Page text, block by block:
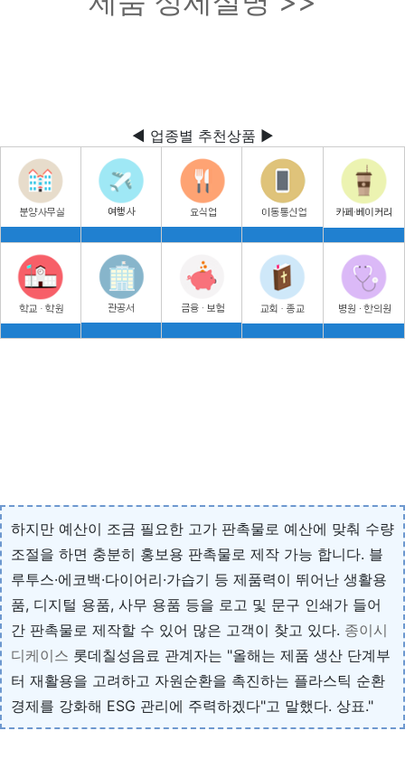
◀ 업종별 추천상품 ▶
하지만 예산이 조금 필요한 고가 판촉물로 예산에 맞춰 수량
조절을 하면 충분히 홍보용 판촉물로 제작 가능 합니다. 블
루투스·에코백·다이어리·가습기 등 제품력이 뛰어난 생활용
품, 디지털 용품, 사무 용품 등을 로고 및 문구 인쇄가 들어
간 판촉물로 제작할 수 있어 많은 고객이 찾고 있다. 종이시
디케이스 롯데칠성음료 관계자는 "올해는 제품 생산 단계부
터 재활용을 고려하고 자원순환을 촉진하는 플라스틱 순환
경제를 강화해 ESG 관리에 주력하겠다"고 말했다. 상표."